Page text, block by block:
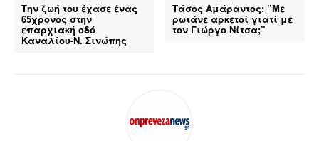
Την ζωή του έχασε ένας
65χρονος στην
επαρχιακή οδό
Καναλίου-Ν. Σινώπης
Τάσος Αμάραντος: ”Με
ρωτάνε αρκετοί γιατί με
τον Γιώργο Νίτσα;”